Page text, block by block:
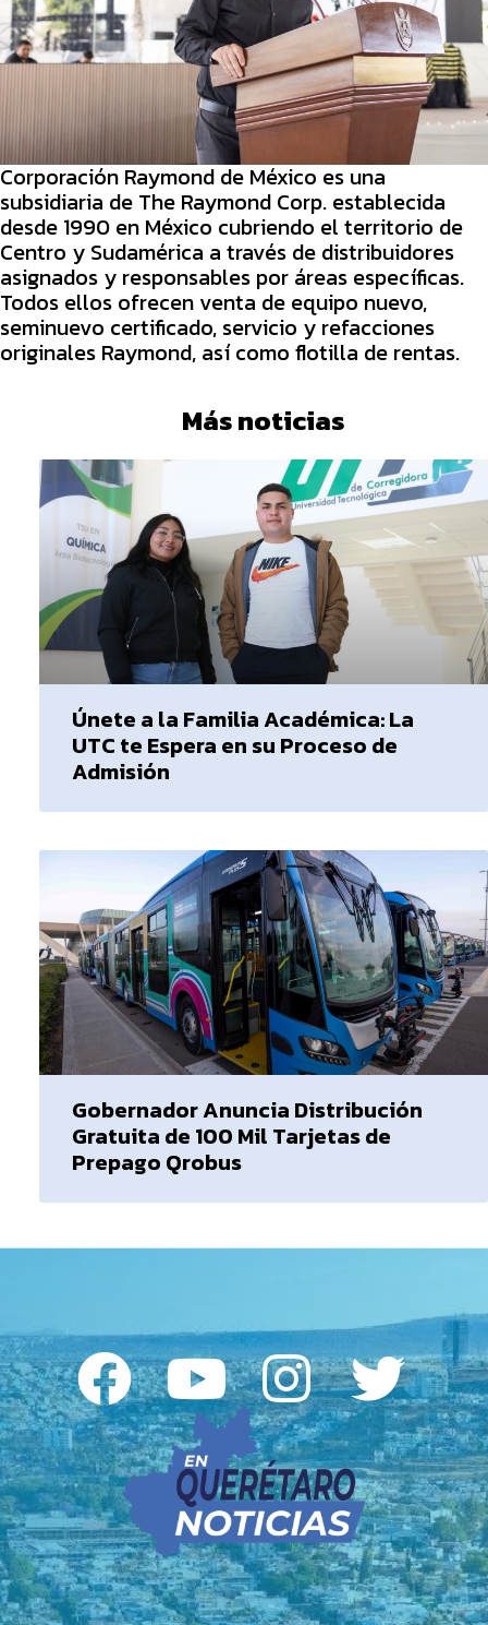
Corporación Raymond de México es una
subsidiaria de The Raymond Corp. establecida
desde 1990 en México cubriendo el territorio de
Centro y Sudamérica a través de distribuidores
asignados y responsables por áreas específicas.
Todos ellos ofrecen venta de equipo nuevo,
seminuevo certificado, servicio y refacciones
originales Raymond, así como flotilla de rentas.
Más noticias
Únete a la Familia Académica: La
UTC te Espera en su Proceso de
Admisión
Gobernador Anuncia Distribución
Gratuita de 100 Mil Tarjetas de
Prepago Qrobus